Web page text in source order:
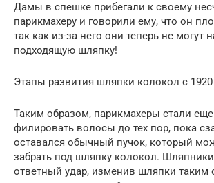
Дамы в спешке прибегали к своему
парикмахеру и говорили ему, что он
так как из-за него они теперь не могут
подходящую шляпку!
Этапы развития шляпки колокол с 1920
Таким образом, парикмахеры стали
филировать волосы до тех пор, пока
оставался обычный пучок, который
забрать под шляпку колокол.
ответный удар, изменив шляпки таким